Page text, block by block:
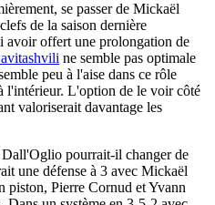
se passer de Mickaël
de la saison dernière
avoir offert une prolongation de
ne semble pas optimale
peu à l'aise dans ce rôle
l'intérieur. L'option de le voir côté
valoriserait davantage les
pourrait-il changer de
une défense à 3 avec Mickaël
piston, Pierre Cornud et Yvann